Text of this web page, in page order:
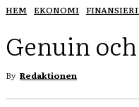
HEM EKONOMI
Genuin
By Redaktionen